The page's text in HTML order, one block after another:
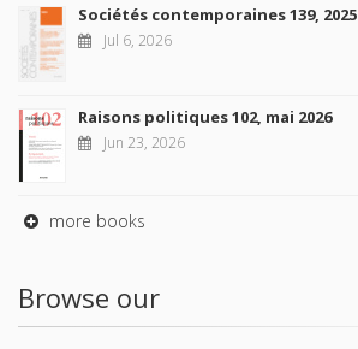
Sociétés contemporaines 139, 2025
Jul 6, 2026
Raisons politiques 102, mai 2026
Jun 23, 2026
more books
Browse our